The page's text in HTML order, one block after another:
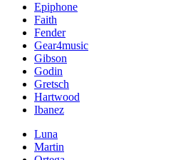
Epiphone
Faith
Fender
Gear4music
Gibson
Godin
Gretsch
Hartwood
Ibanez
Luna
Martin